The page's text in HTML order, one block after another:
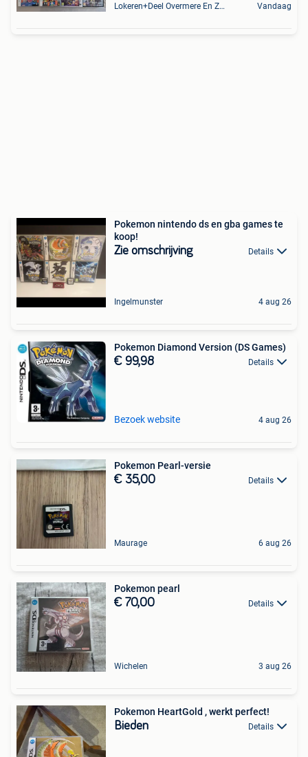
Lokeren+Deel Overmere En Zele Vandaag
Pokemon nintendo ds en gba games te
koop!
Zie omschrijving Details
Ingelmunster 4 aug 26
Pokemon Diamond Version (DS Games)
€ 99,98 Details
Bezoek website 4 aug 26
Pokemon Pearl-versie
€ 35,00 Details
Maurage 6 aug 26
Pokemon pearl
€ 70,00 Details
Wichelen 3 aug 26
Pokemon HeartGold ️, werkt perfect!
Bieden Details